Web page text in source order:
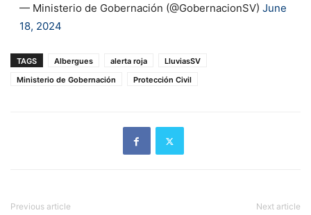
— Ministerio de Gobernación (@GobernacionSV) June
18, 2024
TAGS Albergues alerta roja
LluviasSV
Ministerio de Gobernación
Protección Civil
Previous article Next article